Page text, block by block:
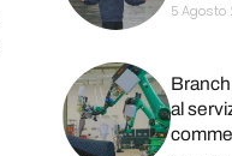
5 Agosto
al